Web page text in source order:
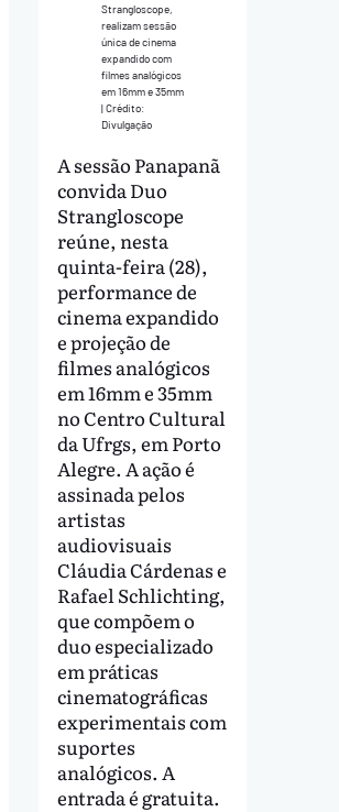
Strangloscope,
realizam sessão
única de cinema
expandido com
filmes analógicos
em 16mm e 35mm
| Crédito:
Divulgação
A sessão Panapanã
convida Duo
Strangloscope
reúne, nesta
quinta-feira (28),
performance de
cinema expandido
e projeção de
filmes analógicos
em 16mm e 35mm
no Centro Cultural
da Ufrgs, em Porto
Alegre. A ação é
assinada pelos
artistas
audiovisuais
Cláudia Cárdenas e
Rafael Schlichting,
que compõem o
duo especializado
em práticas
cinematográficas
experimentais com
suportes
analógicos. A
entrada é gratuita.